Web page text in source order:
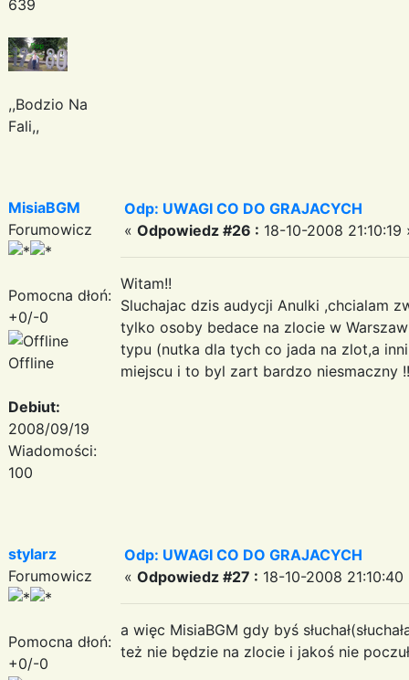
639
,,Bodzio Na
Fali,,
MisiaBGM
Forumowicz
Pomocna dłoń:
+0/-0
Offline
Debiut:
2008/09/19
Wiadomości:
100
Odp: UWAGI CO DO GRAJACYCH
« Odpowiedz #26 : 18-10-2008 21:10:19
Witam!!
Sluchajac dzis audycji Anulki ,chcialam
tylko osoby bedace na zlocie w
typu (nutka dla tych co jada na zlot,a
miejscu i to byl zart bardzo niesmaczny !!
stylarz
Forumowicz
Pomocna dłoń:
+0/-0
Odp: UWAGI CO DO GRAJACYCH
« Odpowiedz #27 : 18-10-2008 21:10:40
a więc MisiaBGM gdy byś
też nie będzie na zlocie i jakoś nie